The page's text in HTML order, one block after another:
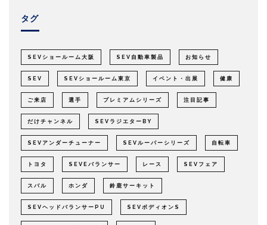
タグ
SEVショールーム大阪 SEV自動車製品 お知らせ
SEV SEVショールーム東京 イベント・出展 健康
ご来店 選手 プレミアムシリーズ 注目記事
だけチャンネル SEVラジエターBY
SEVアンダーチューナー SEVルーパーシリーズ 自転車
トヨタ SEVEバランサー レース SEVフェア
スバル ホンダ 鈴鹿サーキット
SEVヘッドバランサーPU SEVボディオンS